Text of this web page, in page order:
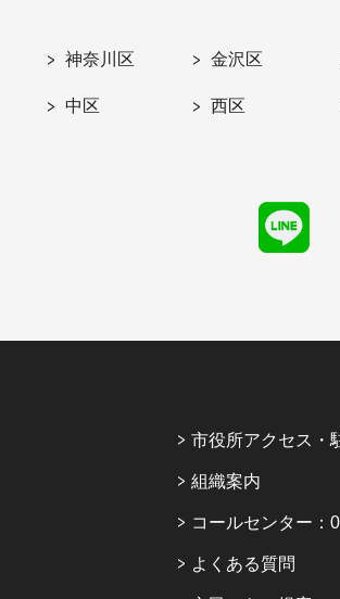
神奈川区 金沢区
中区 西区
市役所アクセス・
組織案内
コールセンター：
よくある質問